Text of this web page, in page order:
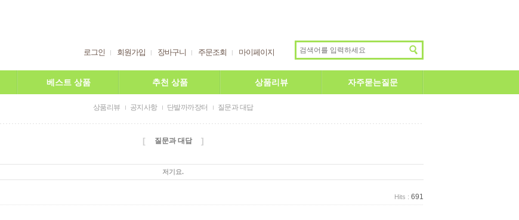
로그인 회원가입 장바구니 주문조회 마이페이지
베스트 상품 추천 상품 상품리뷰 자주묻는질문
상품리뷰 공지사항 단발까까장터 질문과 대답
[ 질문과 대답 ]
저기요.
Hits : 691